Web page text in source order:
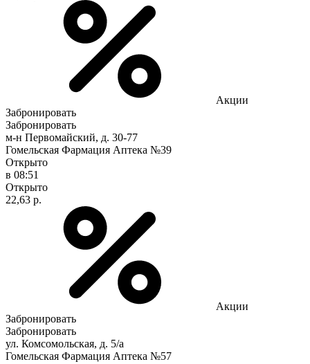
Акции
Забронировать
Забронировать
м-н Первомайский, д. 30-77
Гомельская Фармация Аптека №39
Открыто
в 08:51
Открыто
22,63 р.
Акции
Забронировать
Забронировать
ул. Комсомольская, д. 5/а
Гомельская Фармация Аптека №57